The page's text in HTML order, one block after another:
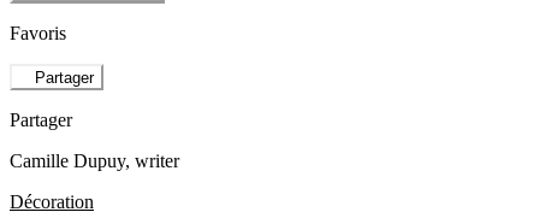
Favoris
Partager
Partager
Camille Dupuy, writer
Décoration